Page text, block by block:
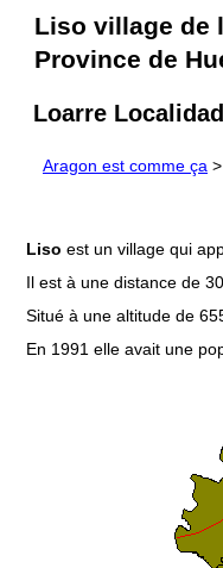
Liso village de
Province de
Loarre Localidad
Aragon est comme ça >
Liso est un village qui
Il est à une distance de
Situé à une altitude de
En 1991 elle avait une